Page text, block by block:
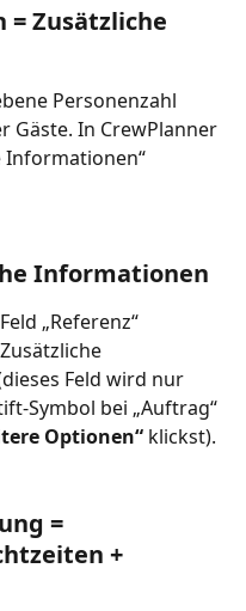
= Zusätzliche
Personenzahl
Gäste. In CrewPlanner
Informationen“
Informationen
„Referenz“
Feld wird nur
Symbol bei „Auftrag“
Optionen“ klickst).
=
+